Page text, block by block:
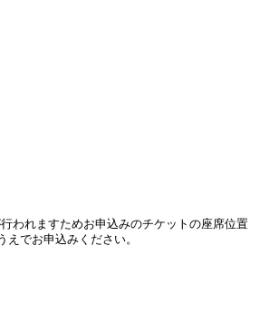
われますためお申込みのチケットの座席位置
でお申込みください。